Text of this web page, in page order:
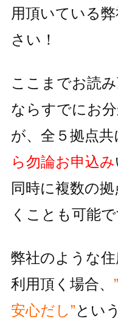
用頂いている
さい！
ここまでお読
ならすでにお
が、全５拠点共
ら勿論お申込み
同時に複数の
くことも可能で
弊社のような
利用頂く場合、
安心だし”とい